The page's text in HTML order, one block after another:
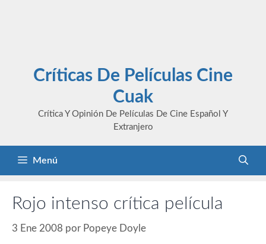
Críticas De Películas Cine
Cuak
Crítica Y Opinión De Películas De Cine Español Y
Extranjero
Menú
Rojo intenso crítica película
3 Ene 2008 por Popeye Doyle